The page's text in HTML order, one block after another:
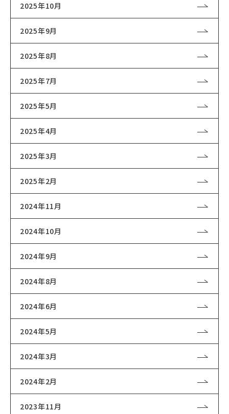
2025年10月
2025年9月
2025年8月
2025年7月
2025年5月
2025年4月
2025年3月
2025年2月
2024年11月
2024年10月
2024年9月
2024年8月
2024年6月
2024年5月
2024年3月
2024年2月
2023年11月